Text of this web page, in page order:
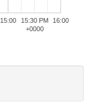
15:00 16:00
15:30 PM
+0000